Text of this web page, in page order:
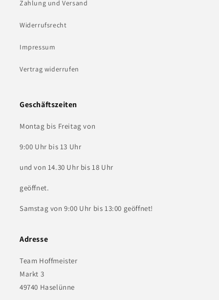
Zahlung und Versand
Widerrufsrecht
Impressum
Vertrag widerrufen
Geschäftszeiten
Montag bis Freitag von
9:00 Uhr bis 13 Uhr
und von 14.30 Uhr bis 18 Uhr
geöffnet.
Samstag von 9:00 Uhr bis 13:00 geöffnet!
Adresse
Team Hoffmeister
Markt 3
49740 Haselünne